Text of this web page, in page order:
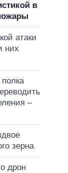
в
атаки
них
–
зерна
дрон